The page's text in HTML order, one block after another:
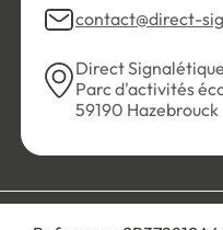
contact@direct-
Direct Signalétique
Parc d'activités
59190 Hazebrouck